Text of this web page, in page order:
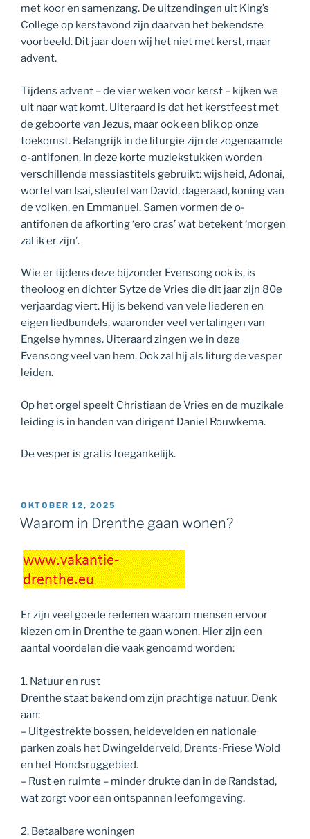
met koor en samenzang. De uitzendingen uit King’s
College op kerstavond zijn daarvan het bekendste
voorbeeld. Dit jaar doen wij het niet met kerst, maar
advent.
Tijdens advent – de vier weken voor kerst – kijken we
uit naar wat komt. Uiteraard is dat het kerstfeest met
de geboorte van Jezus, maar ook een blik op onze
toekomst. Belangrijk in de liturgie zijn de zogenaamde
o-antifonen. In deze korte muziekstukken worden
verschillende messiastitels gebruikt: wijsheid, Adonai,
wortel van Isai, sleutel van David, dageraad, koning van
de volken, en Emmanuel. Samen vormen de o-
antifonen de afkorting ‘ero cras’ wat betekent ‘morgen
zal ik er zijn’.
Wie er tijdens deze bijzonder Evensong ook is, is
theoloog en dichter Sytze de Vries die dit jaar zijn 80e
verjaardag viert. Hij is bekend van vele liederen en
eigen liedbundels, waaronder veel vertalingen van
Engelse hymnes. Uiteraard zingen we in deze
Evensong veel van hem. Ook zal hij als liturg de vesper
leiden.
Op het orgel speelt Christiaan de Vries en de muzikale
leiding is in handen van dirigent Daniel Rouwkema.
De vesper is gratis toegankelijk.
GEPLAATST
OP
OKTOBER 12, 2025
Waarom in Drenthe gaan wonen?
Er zijn veel goede redenen waarom mensen ervoor
kiezen om in Drenthe te gaan wonen. Hier zijn een
aantal voordelen die vaak genoemd worden:
1. Natuur en rust
Drenthe staat bekend om zijn prachtige natuur. Denk
aan:
– Uitgestrekte bossen, heidevelden en nationale
parken zoals het Dwingelderveld, Drents-Friese Wold
en het Hondsruggebied.
– Rust en ruimte – minder drukte dan in de Randstad,
wat zorgt voor een ontspannen leefomgeving.
2. Betaalbare woningen